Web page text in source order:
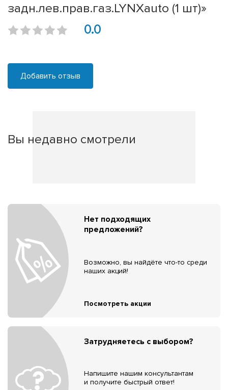
задн.лев.прав.газ.LYNXauto (1 шт)»
0.0
Добавить отзыв
Вы недавно смотрели
Нет подходящих
предложений?
Возможно, вы найдёте что-то среди
наших акций!
Посмотреть акции
Затрудняетесь с выбором?
Напишите нашим консультантам
и получите быстрый ответ!